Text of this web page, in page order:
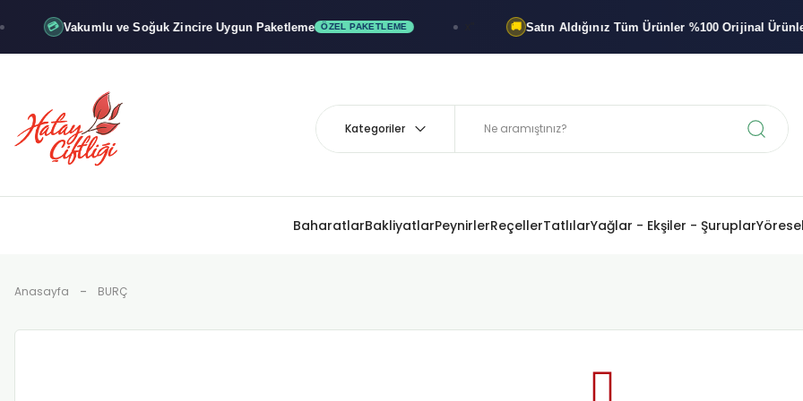
Vakumlu ve SoğukZincire Uygun Paketleme ÖZEL PAKETLEME Satın Aldığınız Tüm Ürünler%100 OrijinalÜrünlerdir
BaharatlarBakliyatlarPeynirlerReçellerTatlılarYağlar - Ekşiler - Şuruplar
Anasayfa BURÇ